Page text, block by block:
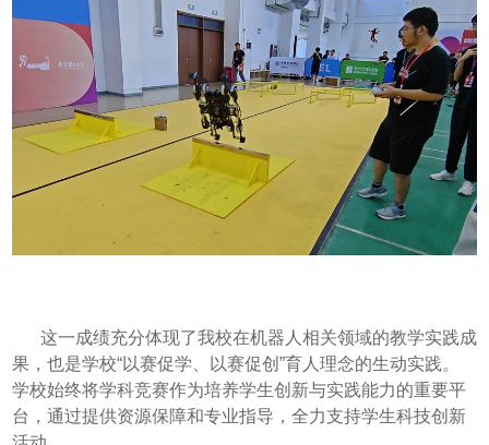
这一成绩充分体现了我校在机器人相关领域的教学实践成
果，也是学校“以赛促学、以赛促创”育人理念的生动实践。
学校始终将学科竞赛作为培养学生创新与实践能力的重要平
台，通过提供资源保障和专业指导，全力支持学生科技创新